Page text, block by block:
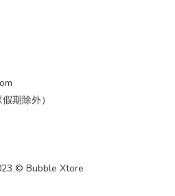
期除外）
© Bubble Xtore